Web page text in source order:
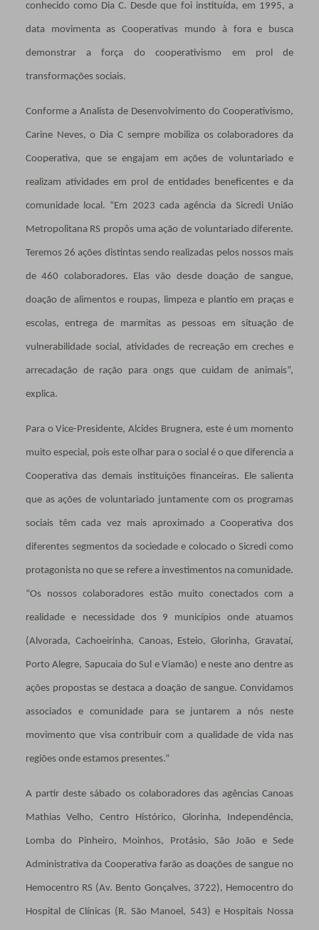
conhecido como Dia C. Desde que foi instituída, em 1995, a
data movimenta as Cooperativas mundo à fora e busca
demonstrar a força do cooperativismo em prol de
transformações sociais.
Conforme a Analista de Desenvolvimento do Cooperativismo,
Carine Neves, o Dia C sempre mobiliza os colaboradores da
Cooperativa, que se engajam em ações de voluntariado e
realizam atividades em prol de entidades beneficentes e da
comunidade local. “Em 2023 cada agência da Sicredi União
Metropolitana RS propôs uma ação de voluntariado diferente.
Teremos 26 ações distintas sendo realizadas pelos nossos mais
de 460 colaboradores. Elas vão desde doação de sangue,
doação de alimentos e roupas, limpeza e plantio em praças e
escolas, entrega de marmitas as pessoas em situação de
vulnerabilidade social, atividades de recreação em creches e
arrecadação de ração para ongs que cuidam de animais”,
explica.
Para o Vice-Presidente, Alcides Brugnera, este é um momento
muito especial, pois este olhar para o social é o que diferencia a
Cooperativa das demais instituições financeiras. Ele salienta
que as ações de voluntariado juntamente com os programas
sociais têm cada vez mais aproximado a Cooperativa dos
diferentes segmentos da sociedade e colocado o Sicredi como
protagonista no que se refere a investimentos na comunidade.
“Os nossos colaboradores estão muito conectados com a
realidade e necessidade dos 9 municípios onde atuamos
(Alvorada, Cachoeirinha, Canoas, Esteio, Glorinha, Gravataí,
Porto Alegre, Sapucaia do Sul e Viamão) e neste ano dentre as
ações propostas se destaca a doação de sangue. Convidamos
associados e comunidade para se juntarem a nós neste
movimento que visa contribuir com a qualidade de vida nas
regiões onde estamos presentes.”
A partir deste sábado os colaboradores das agências Canoas
Mathias Velho, Centro Histórico, Glorinha, Independência,
Lomba do Pinheiro, Moinhos, Protásio, São João e Sede
Administrativa da Cooperativa farão as doações de sangue no
Hemocentro RS (Av. Bento Gonçalves, 3722), Hemocentro do
Hospital de Clínicas (R. São Manoel, 543) e Hospitais Nossa